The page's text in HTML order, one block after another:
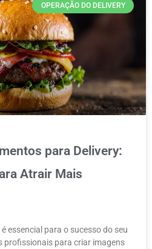
OPERAÇÃO DO DELIVERY
para Delivery:
Atrair Mais
essencial para o sucesso do seu
profissionais para criar imagens